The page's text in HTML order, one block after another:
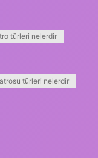
türleri nelerdir
türleri nelerdir